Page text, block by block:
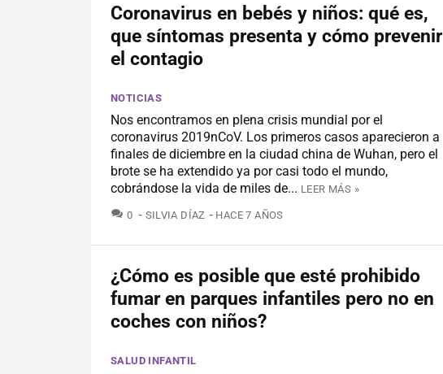
Coronavirus en bebés y niños: qué es,
que síntomas presenta y cómo prevenir
el contagio
NOTICIAS
Nos encontramos en plena crisis mundial por el
coronavirus 2019nCoV. Los primeros casos aparecieron a
finales de diciembre en la ciudad china de Wuhan, pero el
brote se ha extendido ya por casi todo el mundo,
cobrándose la vida de miles de... LEER MÁS »
0 COMENTARIOS
SILVIA DÍAZ HACE 7 AÑOS
¿Cómo es posible que esté prohibido
fumar en parques infantiles pero no en
coches con niños?
SALUD INFANTIL